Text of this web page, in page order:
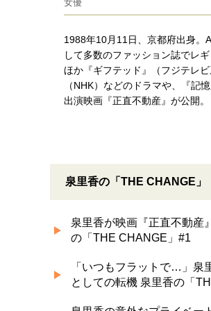
女優
1988年10月11日、京都府出身。
して多数のファッション誌でレ
ほか『ギフテッド』（フジテレ
（NHK）などのドラマや、『記
出演映画『正直不動産』が公開。
泉里香の「THE CHANGE」
泉里香が映画『正直不動産
の「THE CHANGE」#1
「いつもフラットで…」泉
としての転機 泉里香の「